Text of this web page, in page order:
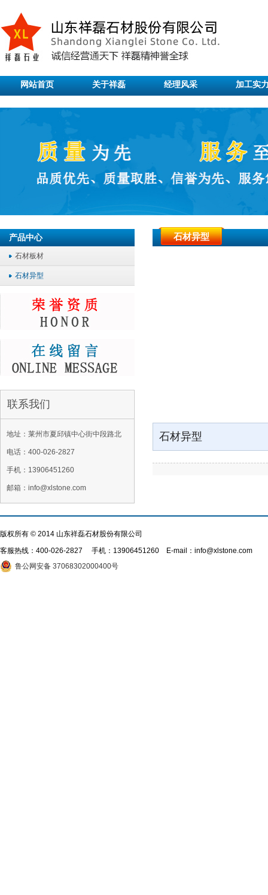
网站首页 关于祥磊 经理风采 加工实
产品中心
石材板材
石材异型
联系我们
地址：莱州市夏邱镇中心街中段路北
电话：400-026-2827
手机：13906451260
邮箱：info@xlstone.com
石材异型
石材异型
版权所有 © 2014 山东祥磊石材股份有限公司
客服热线： 400-026-2827 手机：13906451260 E-mail：info@xlstone.com
鲁公网安备 37068302000400号